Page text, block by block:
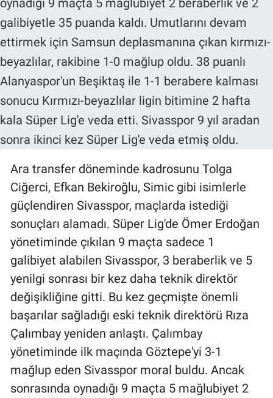
Ara transfer döneminde kadrosunu Tolga
Ciğerci, Efkan Bekiroğlu, Simic gibi isimlerle
güçlendiren Sivasspor, maçlarda istediği
sonuçları alamadı. Süper Lig'de Ömer Erdoğan
yönetiminde çıkılan 9 maçta sadece 1
galibiyet alabilen Sivasspor, 3 beraberlik ve 5
yenilgi sonrası bir kez daha teknik direktör
değişikliğine gitti. Bu kez geçmişte önemli
başarılar sağladığı eski teknik direktörü Rıza
Çalımbay yeniden anlaştı. Çalımbay
yönetiminde ilk maçında Göztepe'yi 3-1
mağlup eden Sivasspor moral buldu. Ancak
sonrasında oynadığı 9 maçta 5 mağlubiyet 2